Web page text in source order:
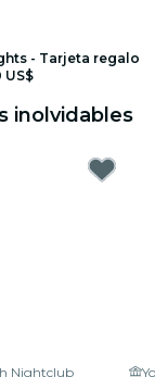
- Tarjeta regalo
US$
inolvidables
Nightclub